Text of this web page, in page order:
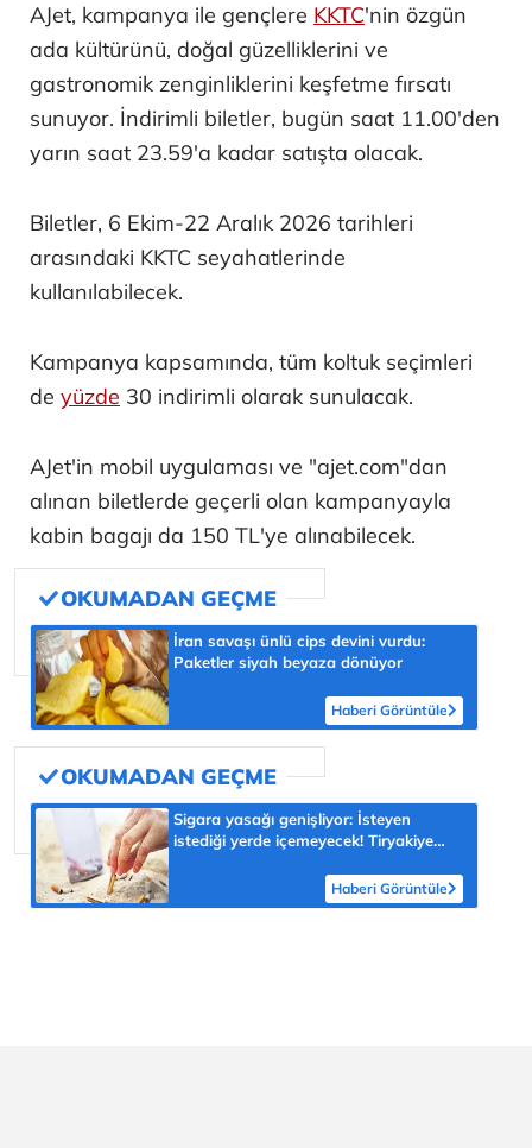
AJet, kampanya ile gençlere KKTC'nin özgün
ada kültürünü, doğal güzelliklerini ve
gastronomik zenginliklerini keşfetme fırsatı
sunuyor. İndirimli biletler, bugün saat 11.00'den
yarın saat 23.59'a kadar satışta olacak.
Biletler, 6 Ekim-22 Aralık 2026 tarihleri
arasındaki KKTC seyahatlerinde
kullanılabilecek.
Kampanya kapsamında, tüm koltuk seçimleri
de yüzde 30 indirimli olarak sunulacak.
AJet'in mobil uygulaması ve "ajet.com"dan
alınan biletlerde geçerli olan kampanyayla
kabin bagajı da 150 TL'ye alınabilecek.
İran savaşı ünlü cips devini vurdu:
Paketler siyah beyaza dönüyor
Haberi Görüntüle
Sigara yasağı genişliyor: İsteyen
istediği yerde içemeyecek! Tiryakiye
Haberi Görüntüle